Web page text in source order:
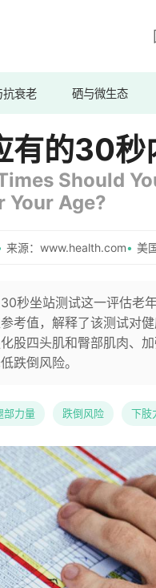
抗衰老 硒与微生态
有的30秒
Should
Your Age?
来源：www.health.com 美
秒坐站测试这一评估老
考值，解释了该测试对
股四头肌和臀部肌肉、
跌倒风险。
部力量 跌倒风险 下肢